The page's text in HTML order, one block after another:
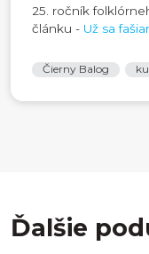
25. ročník
článku - Už sa
Čierny Balog
Ďalšie